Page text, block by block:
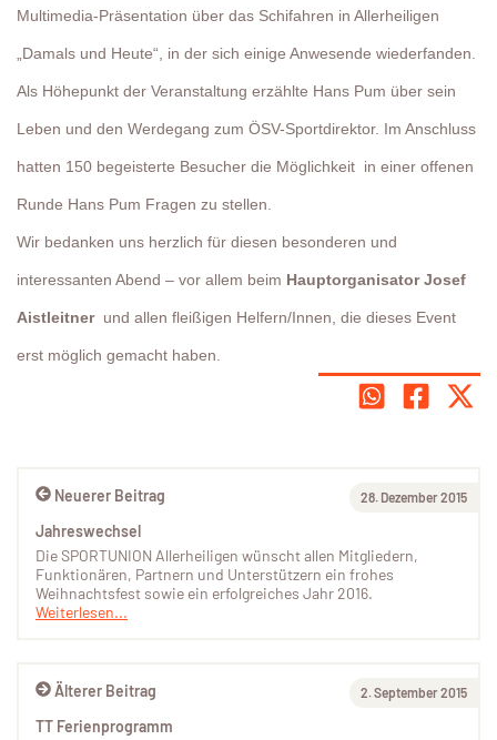
Multimedia-Präsentation über das Schifahren in Allerheiligen
„Damals und Heute“, in der sich einige Anwesende wiederfanden.
Als Höhepunkt der Veranstaltung erzählte Hans Pum über sein
Leben und den Werdegang zum ÖSV-Sportdirektor. Im Anschluss
hatten 150 begeisterte Besucher die Möglichkeit in einer offenen
Runde Hans Pum Fragen zu stellen.
Wir bedanken uns herzlich für diesen besonderen und
interessanten Abend – vor allem beim Hauptorganisator Josef
Aistleitner und allen fleißigen Helfern/Innen, die dieses Event
erst möglich gemacht haben.
Älterer Beitrag 2. September 2015
TT Ferienprogramm
Neuerer Beitrag 28. Dezember 2015
Jahreswechsel
Die SPORTUNION Allerheiligen wünscht allen Mitgliedern,
Funktionären, Partnern und Unterstützern ein frohes
Weihnachtsfest sowie ein erfolgreiches Jahr 2016.
Weiterlesen...